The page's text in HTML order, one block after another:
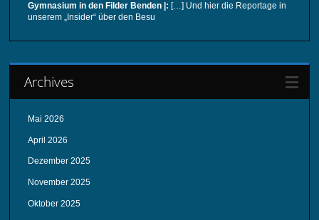
Gymnasium in den Filder Benden |: […] Und hier die Reportage in
unserem „Insider“ über den Besu
Archives
Mai 2026
April 2026
Dezember 2025
November 2025
Oktober 2025